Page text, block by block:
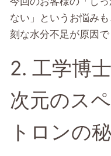
ない」というお悩み
刻な水分不足が原因で
2. 工学博
次元のス
トロンの